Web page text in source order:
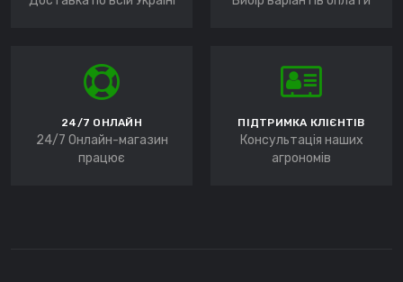
24/7 ОНЛАЙН
24/7 Онлайн-магазин
працює
ПІДТРИМКА КЛІЄНТІВ
Консультація наших
агрономів